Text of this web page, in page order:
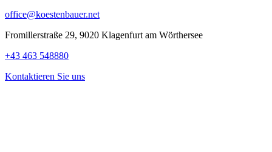
office@koestenbauer.net
Fromillerstraße 29, 9020 Klagenfurt am Wörthersee
+43 463 548880
Kontaktieren Sie uns